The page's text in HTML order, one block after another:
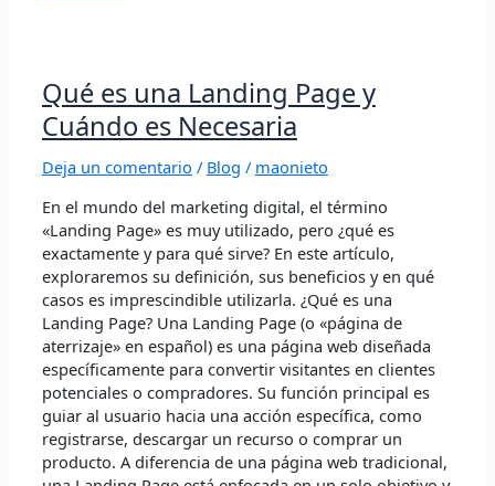
Qué es una Landing Page y
Cuándo es Necesaria
Deja un comentario / Blog / maonieto
En el mundo del marketing digital, el término
«Landing Page» es muy utilizado, pero ¿qué es
exactamente y para qué sirve? En este artículo,
exploraremos su definición, sus beneficios y en qué
casos es imprescindible utilizarla. ¿Qué es una
Landing Page? Una Landing Page (o «página de
aterrizaje» en español) es una página web diseñada
específicamente para convertir visitantes en clientes
potenciales o compradores. Su función principal es
guiar al usuario hacia una acción específica, como
registrarse, descargar un recurso o comprar un
producto. A diferencia de una página web tradicional,
Qué
es
una
Landing
Page
y
Cuándo
es
Necesaria